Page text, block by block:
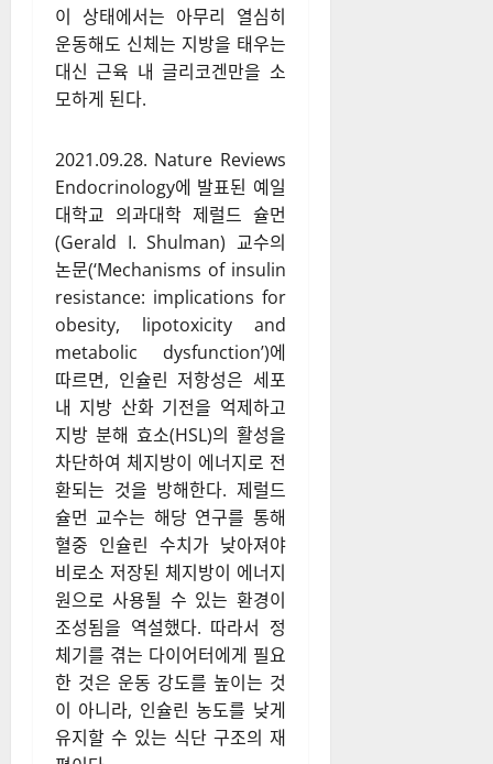
고 분해를 억제하는 ‘저장 호르
몬’의 역할을 수행한다. 정제된
탄수화물 위주의 식단이나 잦은
간식 섭취로 인해 혈중 인슐린
우리 몸은 지방을 에너지원으로
사용하지 못하는 상태가 된다.
이를 인슐린 저항성이라 하며,
이 상태에서는 아무리 열심히
운동해도 신체는 지방을 태우는
대신 근육 내 글리코겐만을 소
모하게 된다.
2021.09.28. Nature Reviews
Endocrinology에 발표된 예일
대학교 의과대학 제럴드 슐먼
(Gerald I. Shulman) 교수의
논문(‘Mechanisms of insulin
resistance: implications for
obesity, lipotoxicity and
metabolic dysfunction’)에
따르면, 인슐린 저항성은 세포
내 지방 산화 기전을 억제하고
지방 분해 효소(HSL)의 활성을
차단하여 체지방이 에너지로 전
환되는 것을 방해한다. 제럴드
슐먼 교수는 해당 연구를 통해